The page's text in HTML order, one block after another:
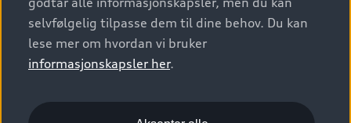
Sportback
S/RS
Konseptbiler og prototyper
Kontakt forhandler
Bilgarantier
Audi Originalt tilbehør
Verkstedtjenester
Audi connect
Functions on demand
Kom i gang med myAudi
Kundeservice
Audi Driving Experience
© 2026 AUDI NORGE. All Rights Reserved.
selvfølgelig tilpasse dem til dine behov. Du kan
lese mer om hvordan vi bruker
informasjonskapsler her.